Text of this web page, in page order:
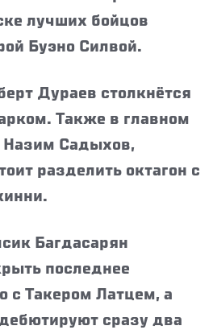
лучших бойцов
Буэно Силвой.
Дураев столкнётся
Также в главном
Назим Садыхов,
разделить октагон с
Багдасарян
последнее
с Такером Латцем, а
сразу два